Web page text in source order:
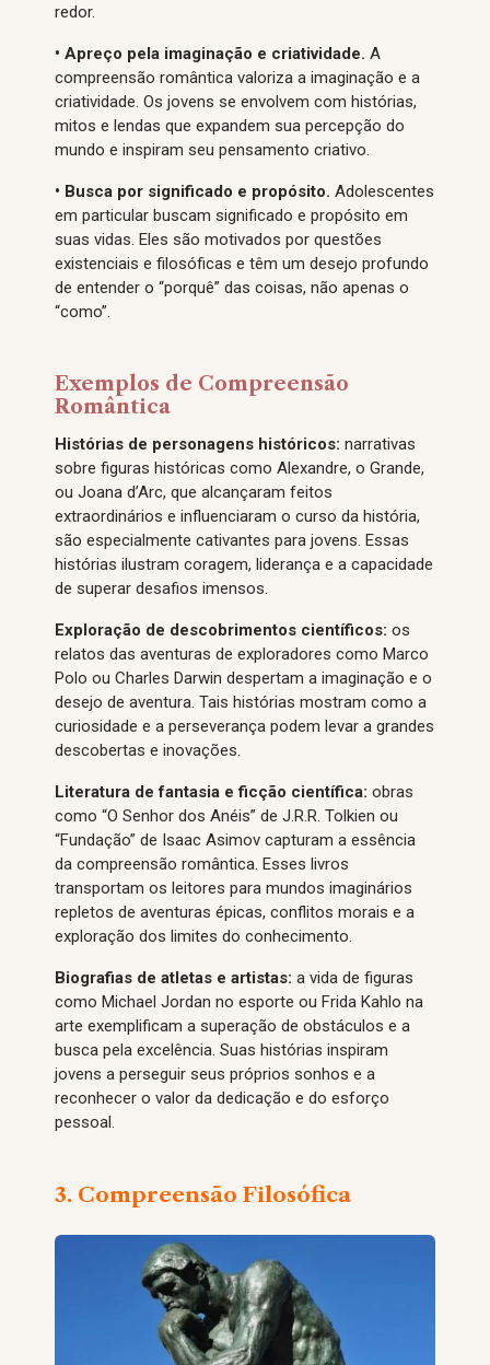
redor.
• Apreço pela imaginação e criatividade. A
compreensão romântica valoriza a imaginação e a
criatividade. Os jovens se envolvem com histórias,
mitos e lendas que expandem sua percepção do
mundo e inspiram seu pensamento criativo.
• Busca por significado e propósito. Adolescentes
em particular buscam significado e propósito em
suas vidas. Eles são motivados por questões
existenciais e filosóficas e têm um desejo profundo
de entender o “porquê” das coisas, não apenas o
“como”.
Exemplos de Compreensão
Romântica
Histórias de personagens históricos: narrativas
sobre figuras históricas como Alexandre, o Grande,
ou Joana d’Arc, que alcançaram feitos
extraordinários e influenciaram o curso da história,
são especialmente cativantes para jovens. Essas
histórias ilustram coragem, liderança e a capacidade
de superar desafios imensos.
Exploração de descobrimentos científicos: os
relatos das aventuras de exploradores como Marco
Polo ou Charles Darwin despertam a imaginação e o
desejo de aventura. Tais histórias mostram como a
curiosidade e a perseverança podem levar a grandes
descobertas e inovações.
Literatura de fantasia e ficção científica: obras
como “O Senhor dos Anéis” de J.R.R. Tolkien ou
“Fundação” de Isaac Asimov capturam a essência
da compreensão romântica. Esses livros
transportam os leitores para mundos imaginários
repletos de aventuras épicas, conflitos morais e a
exploração dos limites do conhecimento.
Biografias de atletas e artistas: a vida de figuras
como Michael Jordan no esporte ou Frida Kahlo na
arte exemplificam a superação de obstáculos e a
busca pela excelência. Suas histórias inspiram
jovens a perseguir seus próprios sonhos e a
reconhecer o valor da dedicação e do esforço
pessoal.
3. Compreensão Filosófica